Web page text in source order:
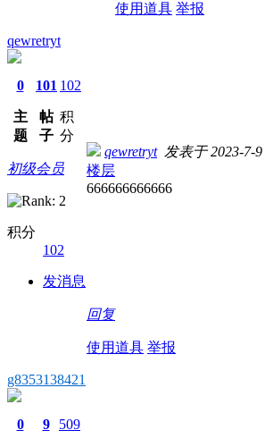
使用道具 举报
qewretryt
0
主
题
101
帖
子
102
积
分
初级会员
积分
102
发消息
qewretryt发表于 2023-7-9
楼层
666666666666
回复
使用道具 举报
g8353138421
0 9 509